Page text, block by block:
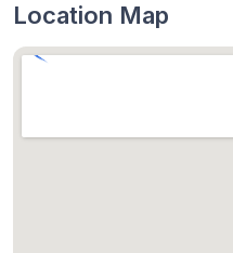
Location Map